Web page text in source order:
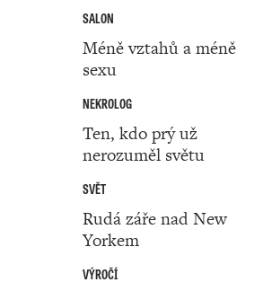
SALON
Méně vztahů a méně
sexu
NEKROLOG
Ten, kdo prý už
nerozuměl světu
SVĚT
Rudá záře nad New
Yorkem
VÝROČÍ